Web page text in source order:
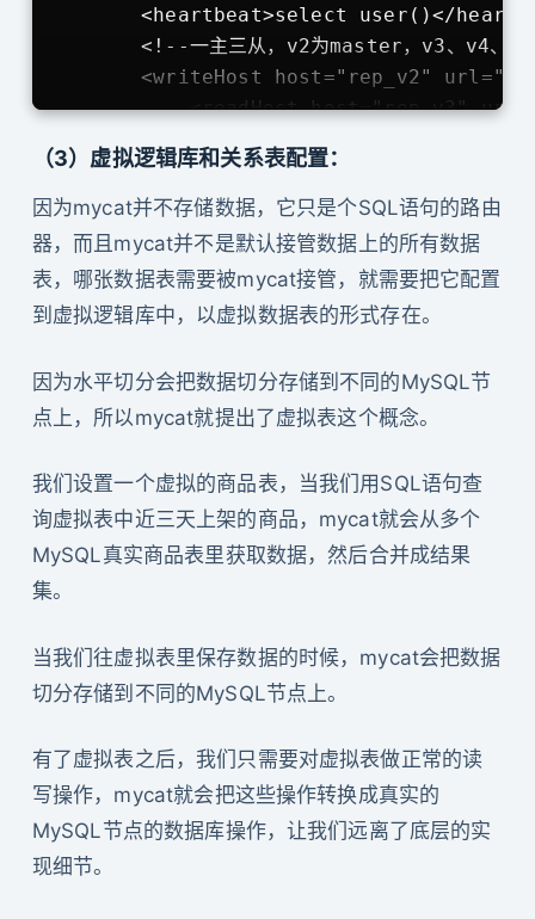
<heartbeat>select user()</
<!--一主三从，v2为master，v3、v4、
<writeHost host="rep_v2"
<readHost host="rep_v3"
<readHost host="rep_v5"
        </writeHost>
    </dataHost>
（3）虚拟逻辑库和关系表配置：
因为mycat并不存储数据，它只是个SQL语句的路由
器，而且mycat并不是默认接管数据上的所有数据
表，哪张数据表需要被mycat接管，就需要把它配置
到虚拟逻辑库中，以虚拟数据表的形式存在。
因为水平切分会把数据切分存储到不同的MySQL节
点上，所以mycat就提出了虚拟表这个概念。
我们设置一个虚拟的商品表，当我们用SQL语句查
询虚拟表中近三天上架的商品，mycat就会从多个
MySQL真实商品表里获取数据，然后合并成结果
集。
当我们往虚拟表里保存数据的时候，mycat会把数据
切分存储到不同的MySQL节点上。
有了虚拟表之后，我们只需要对虚拟表做正常的读
写操作，mycat就会把这些操作转换成真实的
MySQL节点的数据库操作，让我们远离了底层的实
现细节。